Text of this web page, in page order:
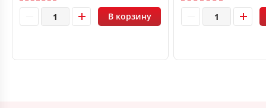
В корзину